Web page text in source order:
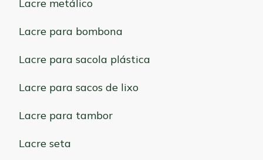
Lacre metálico
Lacre para bombona
Lacre para sacola plástica
Lacre para sacos de lixo
Lacre para tambor
Lacre seta